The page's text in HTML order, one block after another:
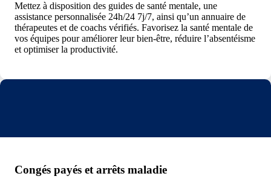
Mettez à disposition des guides de santé mentale, une
assistance personnalisée 24h/24 7j/7, ainsi qu’un annuaire de
thérapeutes et de coachs vérifiés. Favorisez la santé mentale de
vos équipes pour améliorer leur bien-être, réduire l’absentéisme
et optimiser la productivité.
Congés payés et arrêts maladie